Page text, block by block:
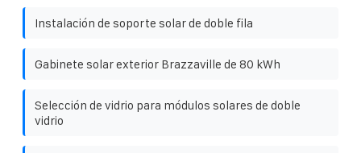
Instalación de soporte solar de doble fila
Gabinete solar exterior Brazzaville de 80 kWh
Selección de vidrio para módulos solares de doble
vidrio